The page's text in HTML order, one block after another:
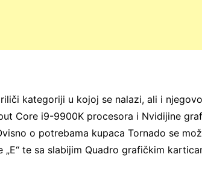
kategoriji u kojoj se nalazi, ali i
Core i9-9900K procesora i Nvidijine
o potrebama kupaca Tornado se
„E“ te sa slabijim Quadro grafičkim